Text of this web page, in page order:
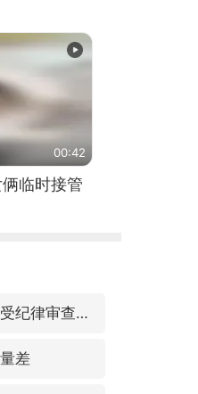
00:42
临时接管
福建省泉州市委书记张毅恭接受纪律审查和监察调查
差